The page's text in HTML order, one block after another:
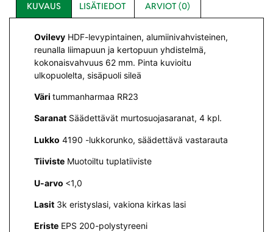
KUVAUS LISÄTIEDOT ARVIOT (0)
Ovilevy HDF-levypintainen, alumiinivahvisteinen,
reunalla liimapuun ja kertopuun yhdistelmä,
kokonaisvahvuus 62 mm. Pinta kuvioitu
ulkopuolelta, sisäpuoli sileä
Väri tummanharmaa RR23
Saranat Säädettävät murtosuojasaranat, 4 kpl.
Lukko 4190 -lukkorunko, säädettävä vastarauta
Tiiviste Muotoiltu tuplatiiviste
U-arvo <1,0
Lasit 3k eristyslasi, vakiona kirkas lasi
Eriste EPS 200-polystyreeni